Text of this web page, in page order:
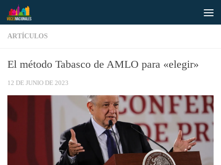
Saltar al contenido
ARTÍCULOS
El método Tabasco de AMLO para «elegir»
12 DE JUNIO DE 2023